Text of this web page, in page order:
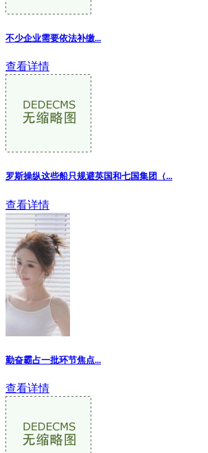
不少企业需要依法补缴...
查看详情
罗斯操纵这些船只规避英国和七国集团（...
查看详情
勤奋霸占一批环节焦点...
查看详情